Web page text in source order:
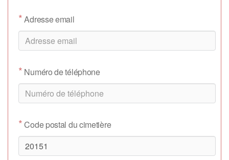
*Adresse email
* Numéro de téléphone
*Code postal du cimetière